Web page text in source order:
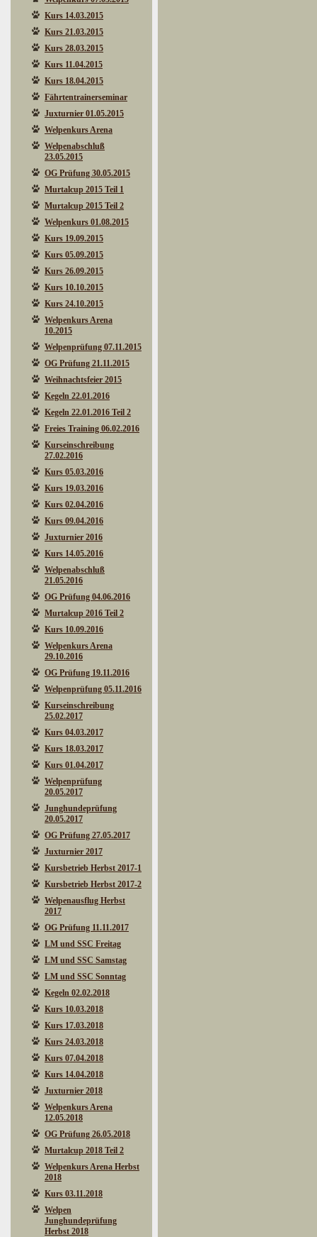
Kurs 14.03.2015
Kurs 21.03.2015
Kurs 28.03.2015
Kurs 11.04.2015
Kurs 18.04.2015
Fährtentrainerseminar
Juxturnier 01.05.2015
Welpenkurs Arena
Welpenabschluß
23.05.2015
OG Prüfung 30.05.2015
Murtalcup 2015 Teil 1
Murtalcup 2015 Teil 2
Welpenkurs 01.08.2015
Kurs 19.09.2015
Kurs 05.09.2015
Kurs 26.09.2015
Kurs 10.10.2015
Kurs 24.10.2015
Welpenkurs Arena
10.2015
Welpenprüfung 07.11.2015
OG Prüfung 21.11.2015
Weihnachtsfeier 2015
Kegeln 22.01.2016
Kegeln 22.01.2016 Teil 2
Freies Training 06.02.2016
Kurseinschreibung
27.02.2016
Kurs 05.03.2016
Kurs 19.03.2016
Kurs 02.04.2016
Kurs 09.04.2016
Juxturnier 2016
Kurs 14.05.2016
Welpenabschluß
21.05.2016
OG Prüfung 04.06.2016
Murtalcup 2016 Teil 2
Kurs 10.09.2016
Welpenkurs Arena
29.10.2016
OG Prüfung 19.11.2016
Welpenprüfung 05.11.2016
Kurseinschreibung
25.02.2017
Kurs 04.03.2017
Kurs 18.03.2017
Kurs 01.04.2017
Welpenprüfung
20.05.2017
Junghundeprüfung
20.05.2017
OG Prüfung 27.05.2017
Juxturnier 2017
Kursbetrieb Herbst 2017-1
Kursbetrieb Herbst 2017-2
Welpenausflug Herbst
2017
OG Prüfung 11.11.2017
LM und SSC Freitag
LM und SSC Samstag
LM und SSC Sonntag
Kegeln 02.02.2018
Kurs 10.03.2018
Kurs 17.03.2018
Kurs 24.03.2018
Kurs 07.04.2018
Kurs 14.04.2018
Juxturnier 2018
Welpenkurs Arena
12.05.2018
OG Prüfung 26.05.2018
Murtalcup 2018 Teil 2
Welpenkurs Arena Herbst
2018
Kurs 03.11.2018
Welpen
Junghundeprüfung
Herbst 2018